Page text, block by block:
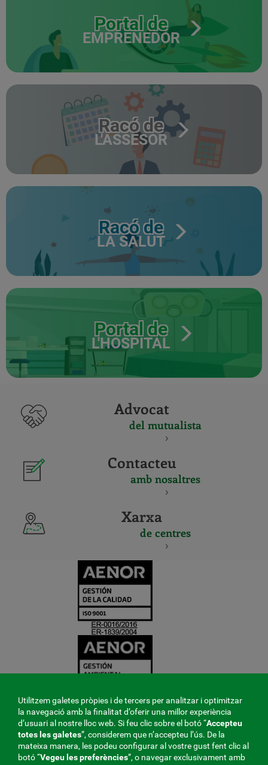
Portal de
EMPRENEDOR
Racó de
L'ASSESOR
Racó de
LA SALUT
Portal de
L'HOSPITAL
Advocat
del mutualista
Contacteu
amb nosaltres
Xarxa
de centres
Utilitzem galetes pròpies i de tercers per analitzar i optimitzar
la navegació amb la finalitat d’oferir una millor experiència
d’usuari al nostre lloc web. Si feu clic sobre el botó “Accepteu
totes les galetes”, considerem que n’accepteu l’ús. De la
mateixa manera, les podeu configurar al vostre gust fent clic al
botó “Vegeu les preferències”, o navegar exclusivament amb